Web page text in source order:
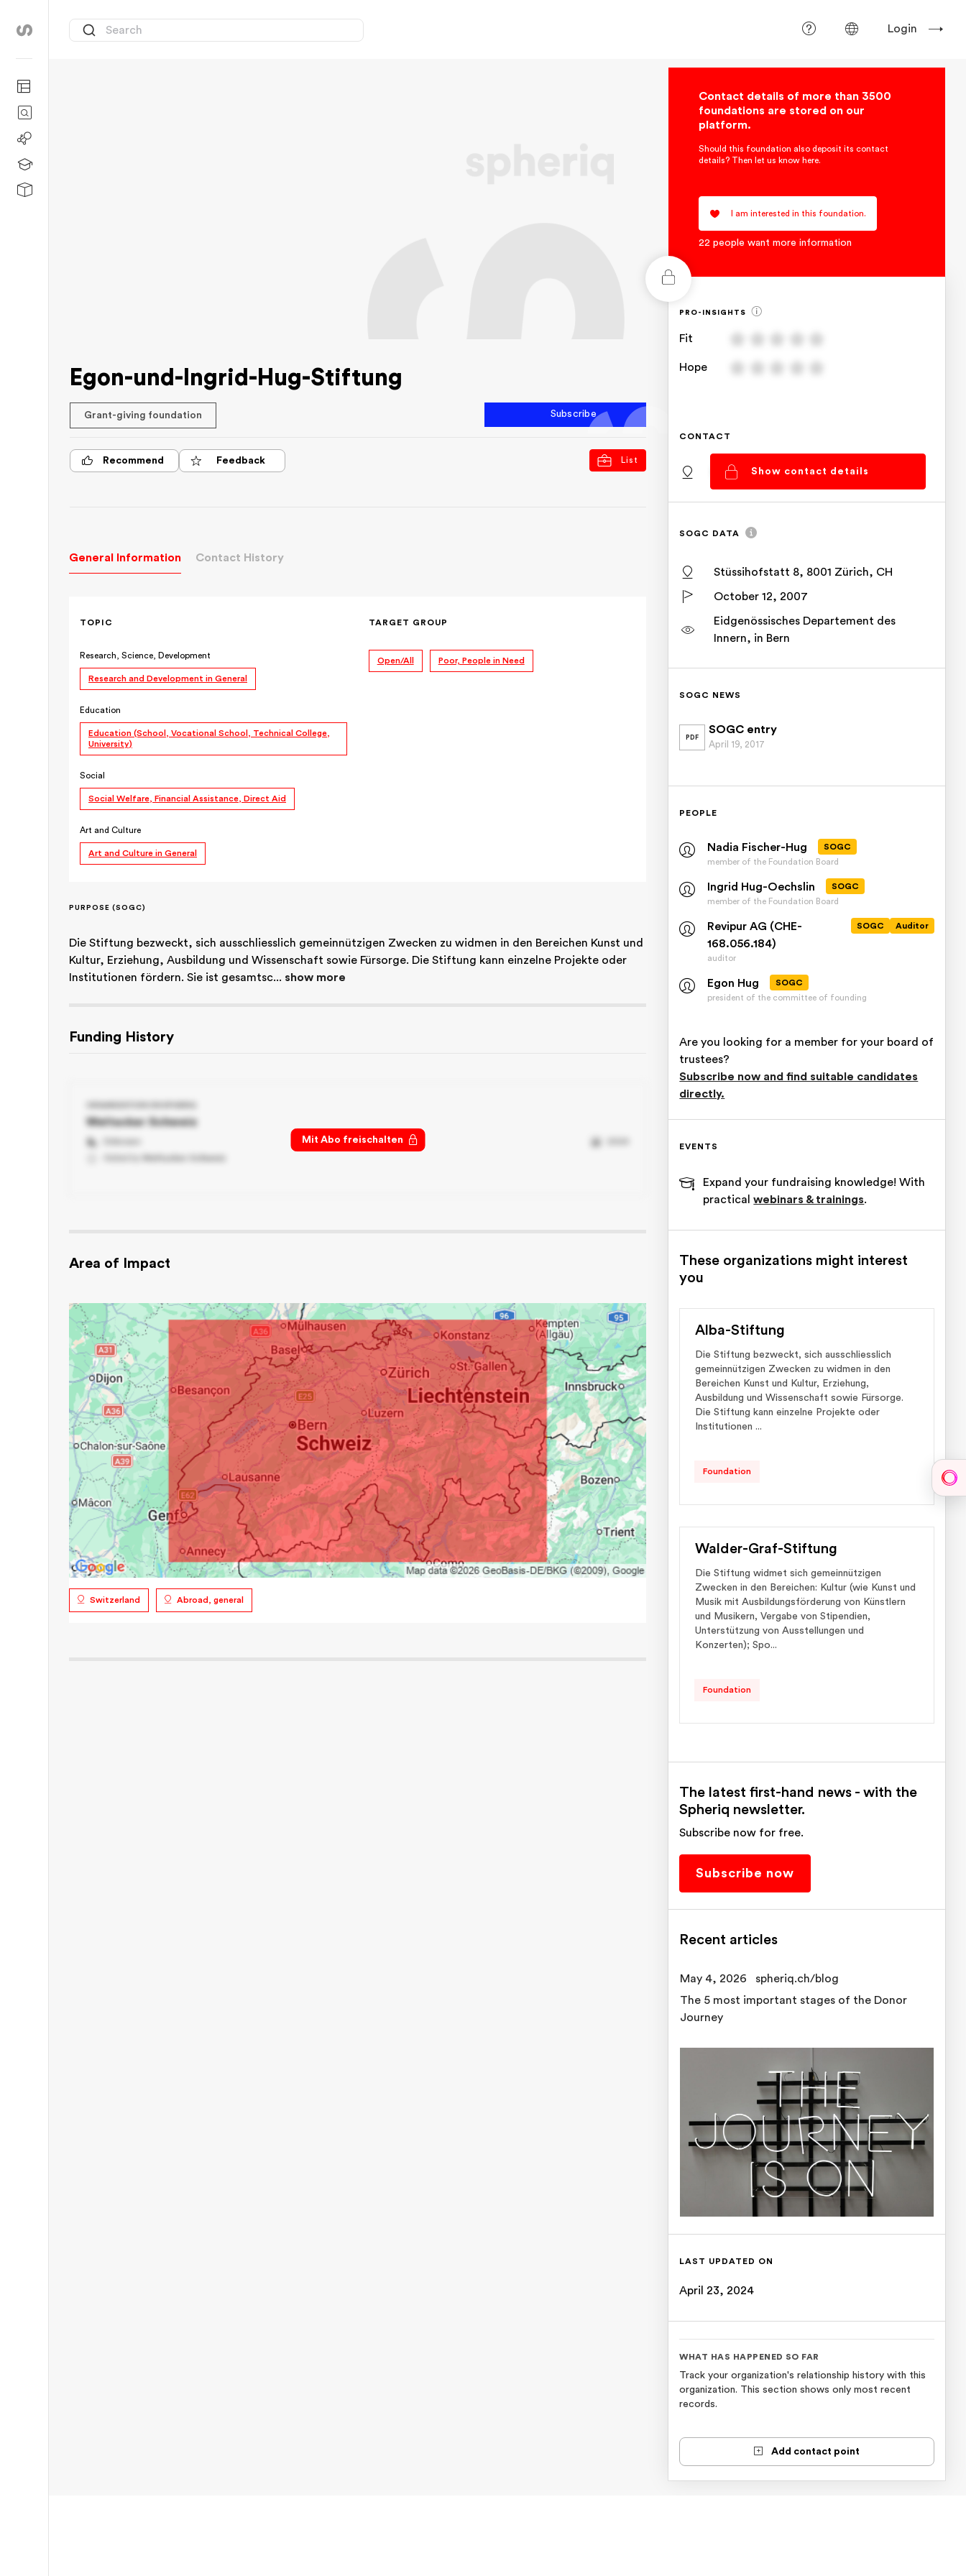
Login
Egon-und-Ingrid-Hug-Stiftung
Grant-giving foundation Subscribe
Recommend Feedback List
General Information Contact History
TOPIC
Research, Science, Development
Research and Development in General
Education
Education (School, Vocational School, Technical College,
University)
Social
Social Welfare, Financial Assistance, Direct Aid
Art and Culture
Art and Culture in General
TARGET GROUP
Open/All Poor, People in Need
PURPOSE (SOGC)
Die Stiftung bezweckt, sich ausschliesslich gemeinnützigen Zwecken zu widmen in den Bereichen Kunst und
Kultur, Erziehung, Ausbildung und Wissenschaft sowie Fürsorge. Die Stiftung kann einzelne Projekte oder
Institutionen fördern. Sie ist gesamtsc... show more
Funding History
Weltacker Schweiz
Mit Abo freischalten
Area of Impact
Switzerland Abroad, general
Contact details of more than 3500
foundations are stored on our
platform.
Should this foundation also deposit its contact
details? Then let us know here.
I am interested in this foundation.
22 people want more information
PRO-INSIGHTS
Fit
Hope
CONTACT
Basel, Basel-Stadt
Show contact details
SOGC DATA
Stüssihofstatt 8, 8001 Zürich, CH
October 12, 2007
Eidgenössisches Departement des
Innern, in Bern
SOGC NEWS
PDF
SOGC entry
April 19, 2017
PEOPLE
Nadia Fischer-Hug
SOGC
member of the Foundation Board
Ingrid Hug-Oechslin
SOGC
member of the Foundation Board
Revipur AG (CHE-
168.056.184)
SOGC Auditor
auditor
Egon Hug
SOGC
president of the committee of founding
Are you looking for a member for your board of
trustees?
Subscribe now and find suitable candidates
directly.
EVENTS
Expand your fundraising knowledge! With
practicalwebinars & trainings.
These organizations might interest
you
Foundation
Alba-Stiftung
Die Stiftung bezweckt, sich ausschliesslich
gemeinnützigen Zwecken zu widmen in den
Bereichen Kunst und Kultur, Erziehung,
Ausbildung und Wissenschaft sowie Fürsorge.
Die Stiftung kann einzelne Projekte oder
Institutionen ...
Foundation
Walder-Graf-Stiftung
Die Stiftung widmet sich gemeinnützigen
Zwecken in den Bereichen: Kultur (wie Kunst und
Musik mit Ausbildungsförderung von Künstlern
und Musikern, Vergabe von Stipendien,
Unterstützung von Ausstellungen und
Konzerten); Spo...
The latest first-hand news - with the
Spheriq newsletter.
Subscribe now for free.
Subscribe now
Recent articles
May 4, 2026
spheriq.ch/blog
The 5 most important stages of the Donor
Journey
LAST UPDATED ON
April 23, 2024
WHAT HAS HAPPENED SO FAR
Track your organization's relationship history with this
organization. This section shows only most recent
records.
Add contact point